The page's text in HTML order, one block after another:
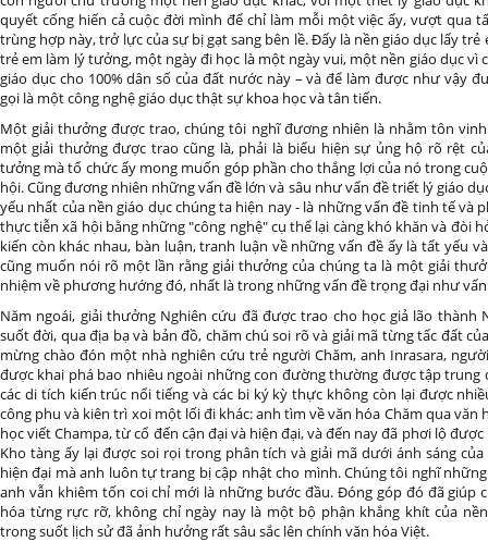
quyết cống hiến cả cuộc đời mình để chỉ làm mỗi một việc ấy, vượt qua
trùng hợp này, trở lực của sự bị gạt sang bên lề. Đấy là nền giáo dục lấy
trẻ em làm lý tưởng, một ngày đi học là một ngày vui, một nền giáo dục
giáo dục cho 100% dân số của đất nước này – và để làm được như vậy
gọi là một công nghệ giáo dục thật sự khoa học và tân tiến.
Một giải thưởng được trao, chúng tôi nghĩ đương nhiên là nhằm tôn
một giải thưởng được trao cũng là, phải là biểu hiện sự ủng hộ rõ rệt
tưởng mà tổ chức ấy mong muốn góp phần cho thắng lợi của nó trong
hội. Cũng đương nhiên những vấn đề lớn và sâu như vấn đề triết lý giáo
yếu nhất của nền giáo dục chúng ta hiện nay - là những vấn đề tinh tế và
thực tiễn xã hội bằng những "công nghệ" cụ thể lại càng khó khăn và đòi
kiến còn khác nhau, bàn luận, tranh luận về những vấn đề ấy là tất yếu
cũng muốn nói rõ một lần rằng giải thưởng của chúng ta là một giải
nhiệm về phương hướng đó, nhất là trong những vấn đề trọng đại như vấn
Năm ngoái, giải thưởng Nghiên cứu đã được trao cho học giả lão
suốt đời, qua địa bạ và bản đồ, chăm chú soi rõ và giải mã từng tấc đất
mừng chào đón một nhà nghiên cứu trẻ người Chăm, anh Inrasara,
được khai phá bao nhiêu ngoài những con đường thường được tập trung
các di tích kiến trúc nổi tiếng và các bi ký kỳ thực không còn lại được
công phu và kiên trì xoi một lối đi khác: anh tìm về văn hóa Chăm qua văn
học viết Champa, từ cổ đến cận đại và hiện đại, và đến nay đã phơi lộ
Kho tàng ấy lại được soi rọi trong phân tích và giải mã dưới ánh sáng
hiện đại mà anh luôn tự trang bị cập nhật cho mình. Chúng tôi nghĩ
anh vẫn khiêm tốn coi chỉ mới là những bước đầu. Đóng góp đó đã giúp
hóa từng rực rỡ, không chỉ ngày nay là một bộ phận khắng khít của
trong suốt lịch sử đã ảnh hưởng rất sâu sắc lên chính văn hóa Việt.